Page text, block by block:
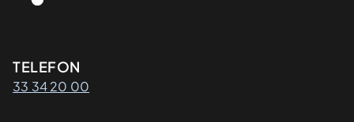
Kontaktinformasjon
TELEFON
33 34 20 00